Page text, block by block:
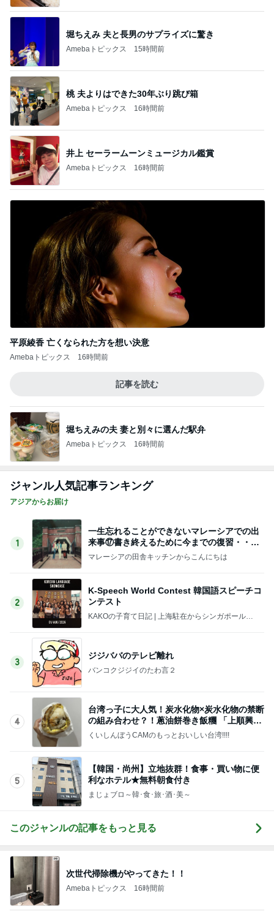
堀ちえみ 夫と長男のサプライズに驚き
Amebaトピックス 15時間前
桃 夫よりはできた30年ぶり跳び箱
Amebaトピックス 16時間前
井上 セーラームーンミュージカル鑑賞
Amebaトピックス 16時間前
平原綾香 亡くなられた方を想い決意
Amebaトピックス 16時間前
記事を読む
堀ちえみの夫 妻と別々に選んだ駅弁
Amebaトピックス 16時間前
ジャンル人気記事ランキング
アジアからお届け
1
一生忘れることができないマレーシアでの出
来事⑰書き終えるために今までの復習・・
【前編】
マレーシアの田舎キッチンからこんにちは
2
K-Speech World Contest 韓国語スピーチコ
ンテスト
KAKOの子育て日記 | 上海駐在からシンガポール駐
3
ジジババのテレビ離れ
バンコクジジイのたわ言２
4
台湾っ子に大人気！炭水化物×炭水化物の禁断
の組み合わせ？！蔥油餅巻き飯糰 「上順興香
Q飯糰」
くいしんぼうCAMのもっとおいしい台湾!!!!
5
【韓国・尚州】立地抜群！食事・買い物に便
利なホテル★無料朝食付き
まじょブロ～韓･食･旅･酒･美～
このジャンルの記事をもっと見る
次世代掃除機がやってきた！！
Amebaトピックス 16時間前